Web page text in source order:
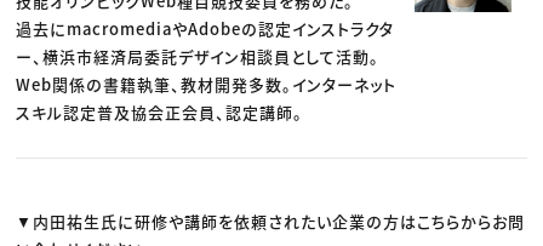
過去にmacromediaやAdobeの認定インストラクタ
ー、横浜市経済局委託デザイン相談員として活動。
Web関係の書籍執筆、教材開発多数。インターネット
スキル認定普及協会正会員、認定講師。
▼内田祐生氏に研修や講師を依頼されたい企業の方はこちらからお問